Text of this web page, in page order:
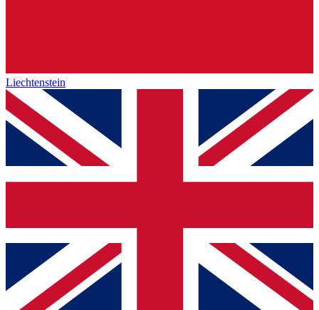
Liechtenstein